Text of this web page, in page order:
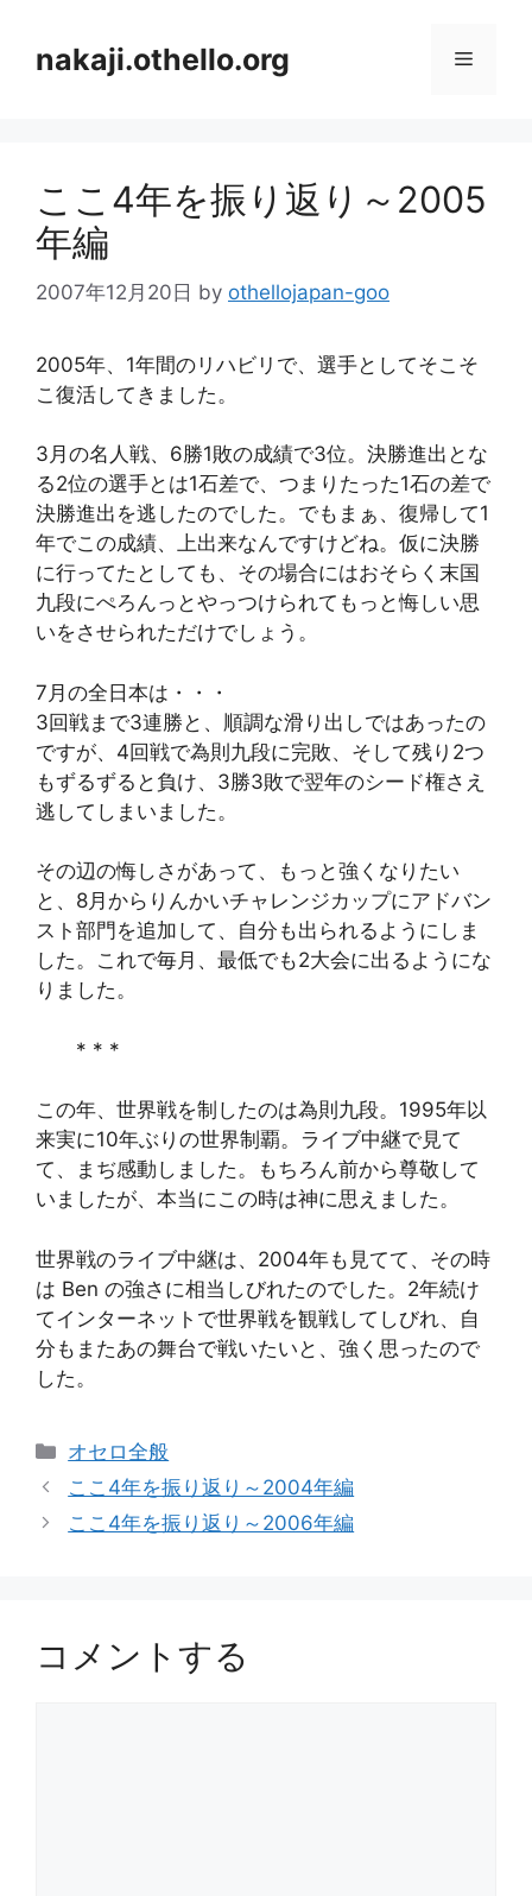
nakaji.othello.org メ
ュ
ここ4年を振り返り～2005
年編
2007年12月20日 by othellojapan-goo
2005年、1年間のリハビリで、選手としてそこそ
こ復活してきました。
3月の名人戦、6勝1敗の成績で3位。決勝進出とな
る2位の選手とは1石差で、つまりたった1石の差で
決勝進出を逃したのでした。でもまぁ、復帰して1
年でこの成績、上出来なんですけどね。仮に決勝
に行ってたとしても、その場合にはおそらく末国
九段にぺろんっとやっつけられてもっと悔しい思
いをさせられただけでしょう。
7月の全日本は・・・
3回戦まで3連勝と、順調な滑り出しではあったの
ですが、4回戦で為則九段に完敗、そして残り2つ
もずるずると負け、3勝3敗で翌年のシード権さえ
逃してしまいました。
その辺の悔しさがあって、もっと強くなりたい
と、8月からりんかいチャレンジカップにアドバン
スト部門を追加して、自分も出られるようにしま
した。これで毎月、最低でも2大会に出るようにな
りました。
* * *
この年、世界戦を制したのは為則九段。1995年以
来実に10年ぶりの世界制覇。ライブ中継で見て
て、まぢ感動しました。もちろん前から尊敬して
いましたが、本当にこの時は神に思えました。
世界戦のライブ中継は、2004年も見てて、その時
は Ben の強さに相当しびれたのでした。2年続け
てインターネットで世界戦を観戦してしびれ、自
分もまたあの舞台で戦いたいと、強く思ったので
した。
カ
テ
リ
オセロ全般
ここ4年を振り返り～2004年編
ここ4年を振り返り～2006年編
コメントする